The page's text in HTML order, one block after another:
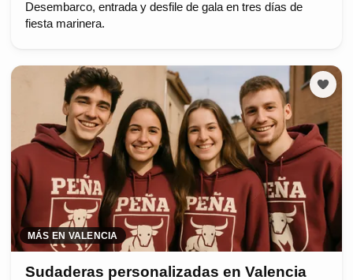
Desembarco, entrada y desfile de gala en tres días de
fiesta marinera.
MÁS EN VALENCIA
Sudaderas personalizadas en Valencia